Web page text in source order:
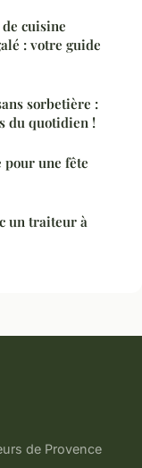
cuisine
: votre guide
sorbetière :
du quotidien !
une fête
un traiteur à
de Provence